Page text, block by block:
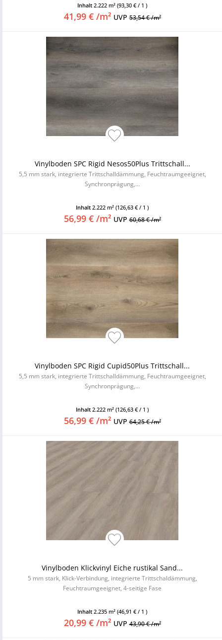
Inhalt 2.222 m² (93,30 € / 1 )
41,99 € /m² UVP53,54 € /m²
Vinylboden SPC Rigid Nesos50Plus Trittschall...
5,5 mm stark, integrierte Trittschalldämmung, Feuchtraumgeeignet,
Synchronprägung,...
Inhalt 2.222 m² (126,63 € / 1 )
56,99 € /m² UVP60,68 € /m²
Vinylboden SPC Rigid Cupid50Plus Trittschall...
5,5 mm stark, integrierte Trittschalldämmung, Feuchtraumgeeignet,
Synchronprägung,...
Inhalt 2.222 m² (126,63 € / 1 )
56,99 € /m² UVP64,25 € /m²
Vinylboden Klickvinyl Eiche rustikal Sand...
5 mm stark, Klick-Verbindung, integrierte Trittschaldämmung,
Feuchtraumgeeignet, 4-seitige Fase
Inhalt 2.235 m² (46,91 € / 1 )
20,99 € /m² UVP43,90 € /m²